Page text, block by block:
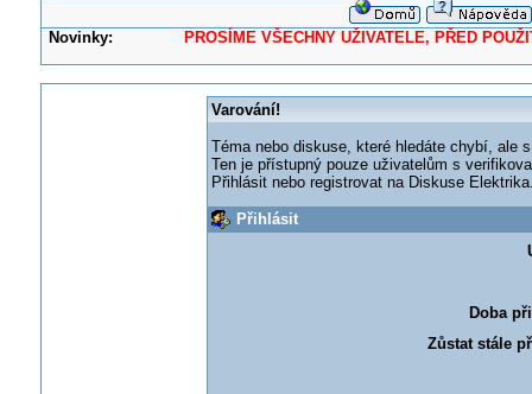
Novinky: PROSÍME VŠECHNY UŽIVATELE, PŘED
Varování!
Téma nebo diskuse, které hledáte chybí, ale
Ten je přístupný pouze uživatelům s
Přihlásit nebo registrovat na Diskuse
Přihlásit
Doba
Zůstat stále